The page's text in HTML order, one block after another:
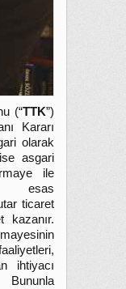
(“TTK”)
Kararı
olarak
asgari
ile
esas
ticaret
kazanır.
ihtiyacı